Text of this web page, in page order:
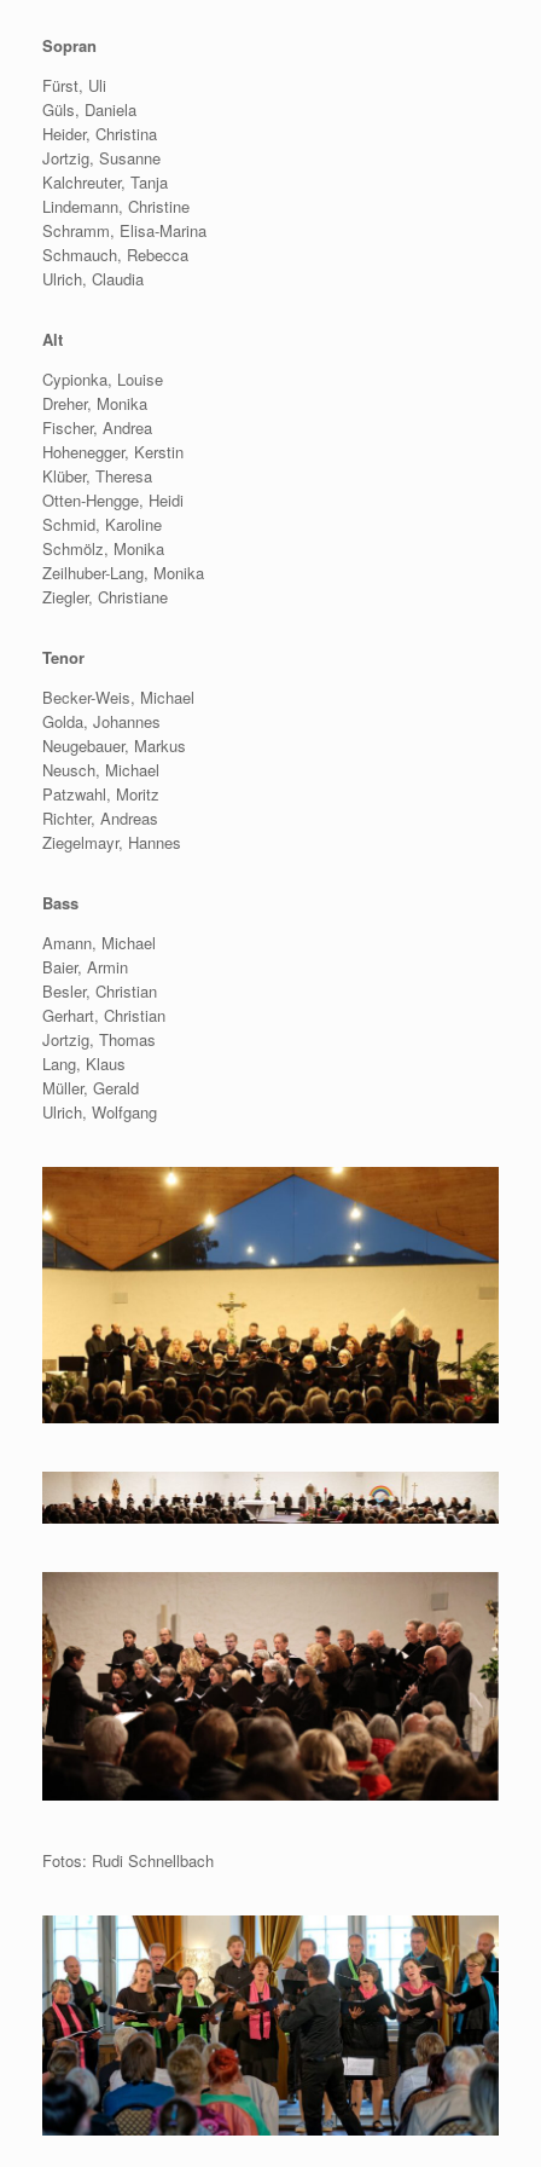
Sopran
Fürst, Uli
Güls, Daniela
Heider, Christina
Jortzig, Susanne
Kalchreuter, Tanja
Lindemann, Christine
Schramm, Elisa-Marina
Schmauch, Rebecca
Ulrich, Claudia
Alt
Cypionka, Louise
Dreher, Monika
Fischer, Andrea
Hohenegger, Kerstin
Klüber, Theresa
Otten-Hengge, Heidi
Schmid, Karoline
Schmölz, Monika
Zeilhuber-Lang, Monika
Ziegler, Christiane
Tenor
Becker-Weis, Michael
Golda, Johannes
Neugebauer, Markus
Neusch, Michael
Patzwahl, Moritz
Richter, Andreas
Ziegelmayr, Hannes
Bass
Amann, Michael
Baier, Armin
Besler, Christian
Gerhart, Christian
Jortzig, Thomas
Lang, Klaus
Müller, Gerald
Ulrich, Wolfgang
Fotos: Rudi Schnellbach